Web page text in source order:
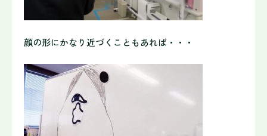
顔の形にかなり近づくこともあれば・・・